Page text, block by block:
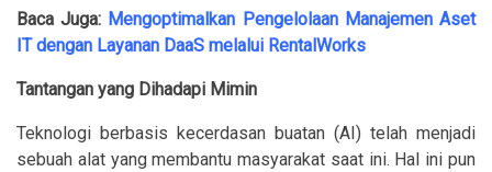
Baca Juga: Mengoptimalkan Pengelolaan Manajemen Aset
IT dengan Layanan DaaS melalui RentalWorks
Tantangan yang Dihadapi Mimin
Teknologi berbasis kecerdasan buatan (AI) telah menjadi
sebuah alat yang membantu masyarakat saat ini. Hal ini pun